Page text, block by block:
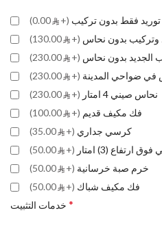
توريد فقط بدون تركيب (+
0.00)
وتركيب بدون نحاس (+
130.00)
الجديد بدون نحاس (+
230.00)
في ضواحي المدينة (+
230.00)
نحاس صيني 4 امتار
(+
230.00)
فك مكيف قديم (+
100.00)
كرسي جداري (+
35.00)
(3) امتار
(+
50.00)
خرم صبة خرسانية (+
50.00)
فك مكيف شباك (+
50.00)
خدمات التثبيت *